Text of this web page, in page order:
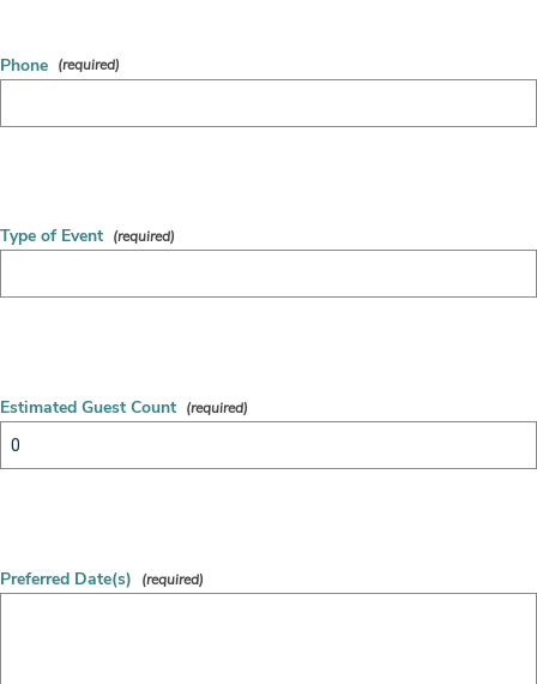
Phone
Type of Event
Estimated Guest Count
Preferred Date(s)